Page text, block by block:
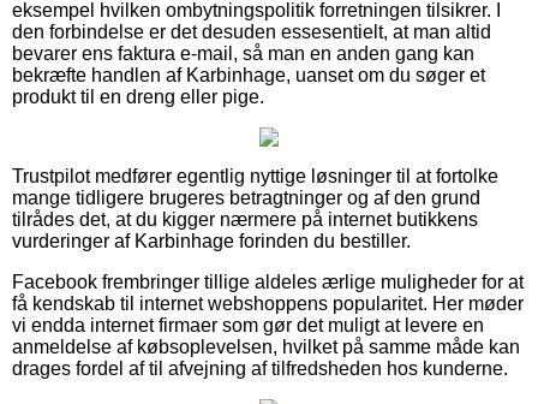
eksempel hvilken ombytningspolitik forretningen tilsikrer. I
den forbindelse er det desuden essesentielt, at man altid
bevarer ens faktura e-mail, så man en anden gang kan
bekræfte handlen af Karbinhage, uanset om du søger et
produkt til en dreng eller pige.
Trustpilot medfører egentlig nyttige løsninger til at fortolke
mange tidligere brugeres betragtninger og af den grund
tilrådes det, at du kigger nærmere på internet butikkens
vurderinger af Karbinhage forinden du bestiller.
Facebook frembringer tillige aldeles ærlige muligheder for at
få kendskab til internet webshoppens popularitet. Her møder
vi endda internet firmaer som gør det muligt at levere en
anmeldelse af købsoplevelsen, hvilket på samme måde kan
drages fordel af til afvejning af tilfredsheden hos kunderne.